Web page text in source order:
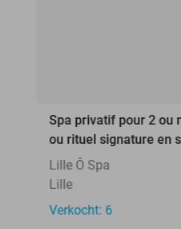
Spa privatif pour 2 ou
ou rituel signature en
Lille Ô Spa
Lille
Verkocht: 6